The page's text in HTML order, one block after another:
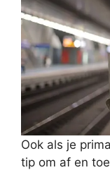
Ook als je
tip om af en